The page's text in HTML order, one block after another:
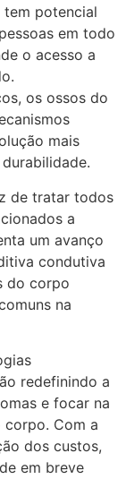
tem potencial
em todo
o acesso a
os ossos do
mais
de tratar todos
a
um avanço
condutiva
do corpo
na
redefinindo a
e focar na
corpo. Com a
dos custos,
em breve